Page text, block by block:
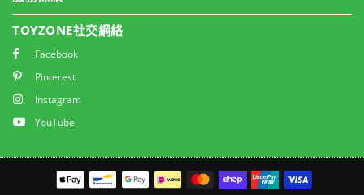
TOYZONE社交網絡
Facebook
Pinterest
Instagram
YouTube